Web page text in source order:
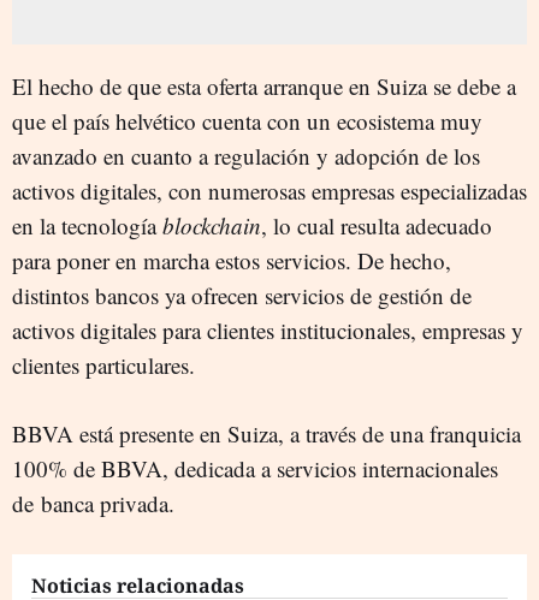
El hecho de que esta oferta arranque en Suiza se debe a
que el país helvético cuenta con un ecosistema muy
avanzado en cuanto a regulación y adopción de los
activos digitales, con numerosas empresas especializadas
en la tecnologíablockchain, lo cual resulta adecuado
para poner en marcha estos servicios. De hecho,
distintos bancos ya ofrecen servicios de gestión de
activos digitales para clientes institucionales, empresas y
clientes particulares.
BBVA está presente en Suiza, a través de una franquicia
100% de BBVA, dedicada a servicios internacionales
de banca privada.
Noticias relacionadas